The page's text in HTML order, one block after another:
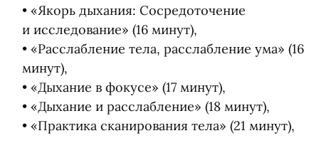
• «Якорь дыхания: Сосредоточение
и исследование» (16 минут),
• «Расслабление тела, расслабление ума» (16
минут),
• «Дыхание в фокусе» (17 минут),
• «Дыхание и расслабление» (18 минут),
• «Практика сканирования тела» (21 минут),